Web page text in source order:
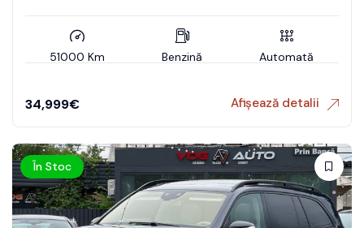
51000 Km Benzină Automată
34,999€ Afișează detalii
În Stoc